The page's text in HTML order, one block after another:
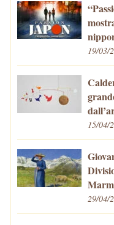
19/03/
15/04/
29/04/